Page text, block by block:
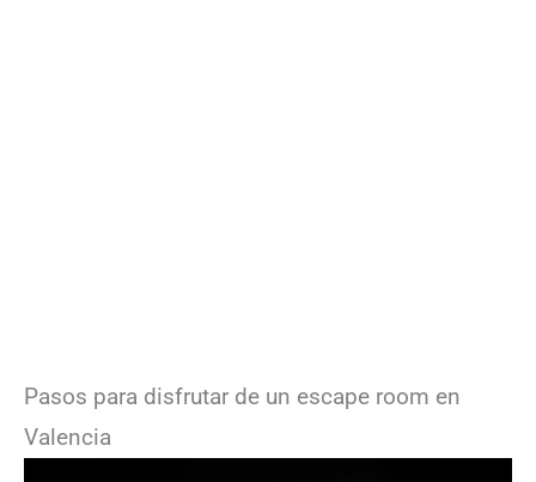
Pasos para disfrutar de un escape room en
Valencia